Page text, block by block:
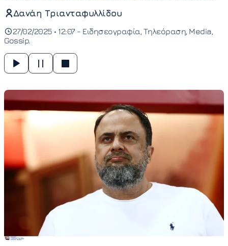
Δανάη Τριανταφυλλίδου
27/02/2025 • 12:07 - Ειδησεογραφία Τηλεόραση Media
Gossip